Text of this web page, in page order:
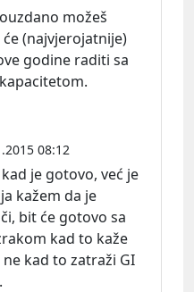
možeš
(najvjerojatnije)
godine raditi sa
08:12
je gotovo, već je
kažem da je
bit će gotovo sa
kad to kaže
ne kad to zatraži GI